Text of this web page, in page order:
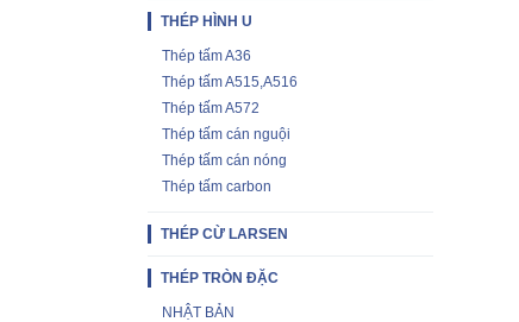
THÉP HÌNH U
Thép tấm A36
Thép tấm A515,A516
Thép tấm A572
Thép tấm cán nguội
Thép tấm cán nóng
Thép tấm carbon
THÉP CỪ LARSEN
THÉP TRÒN ĐẶC
NHẬT BẢN